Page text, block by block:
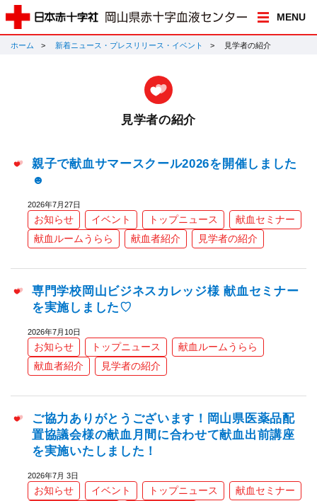
MENU
ホーム 新着ニュース・プレスリリース・イベント 見学者の紹介
見学者の紹介
親子で献血サマースクール2026を開催しました
☻
2026年7月27日
お知らせ イベント トップニュース
献血セミナー
献血ルームうらら
献血者紹介 見学者の紹介
専門学校岡山ビジネスカレッジ様 献血セミナー
を実施しました♡
2026年7月10日
お知らせ トップニュース
献血ルームうらら
献血者紹介
見学者の紹介
ご協力ありがとうございます！岡山県医薬品配
置協議会様の献血月間に合わせて献血出前講座
を実施いたしました！
2026年7月 3日
お知らせ イベント トップニュース
献血セミナー